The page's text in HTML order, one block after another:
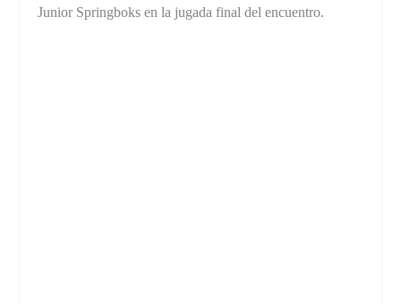
Junior Springboks en la jugada final del encuentro.